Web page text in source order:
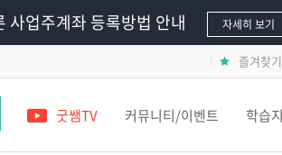
사업주계좌 등록방법 안내 자세히 보기
즐겨찾
굿쌤TV 커뮤니티/이벤트 학습